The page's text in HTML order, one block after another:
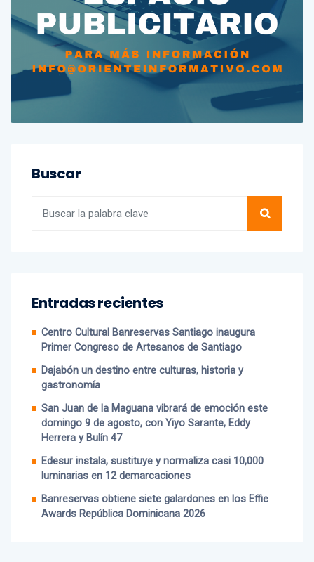
Primer Congreso de Artesanos de Santiago
Dajabón un destino entre culturas, historia y
gastronomía
San Juan de la Maguana vibrará de emoción este
domingo 9 de agosto, con Yiyo Sarante, Eddy
Herrera y Bulín 47
Edesur instala, sustituye y normaliza casi 10,000
luminarias en 12 demarcaciones
Awards República Dominicana 2026